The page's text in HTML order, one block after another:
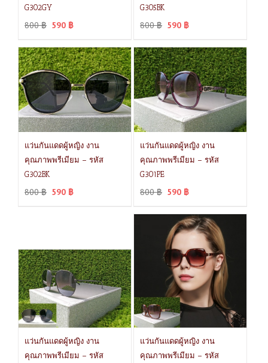
G302GY
800฿ 590 ฿
G305BK
800฿ 590 ฿
แว่นกันแดดผู้หญิง งาน
คุณภาพพรีเมียม – รหัส
G302BK
800฿ 590 ฿
แว่นกันแดดผู้หญิง งาน
คุณภาพพรีเมียม – รหัส
G301PE
800฿ 590 ฿
แว่นกันแดดผู้หญิง งาน
คุณภาพพรีเมียม – รหัส
แว่นกันแดดผู้หญิง งาน
คุณภาพพรีเมียม – รหัส